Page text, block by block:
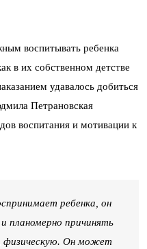
воспитывать ребенка
в их собственном детстве
удавалось добиться
Петрановская
воспитания и мотивации к
ребенка, он
планомерно причинять
физическую. Он может